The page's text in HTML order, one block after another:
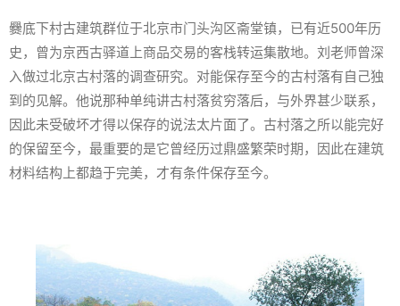
爨底下村古建筑群位于北京市门头沟区斋堂镇，已有近500年历
史，曾为京西古驿道上商品交易的客栈转运集散地。刘老师曾深
入做过北京古村落的调查研究。对能保存至今的古村落有自己独
到的见解。他说那种单纯讲古村落贫穷落后，与外界甚少联系，
因此未受破坏才得以保存的说法太片面了。古村落之所以能完好
的保留至今，最重要的是它曾经历过鼎盛繁荣时期，因此在建筑
材料结构上都趋于完美，才有条件保存至今。